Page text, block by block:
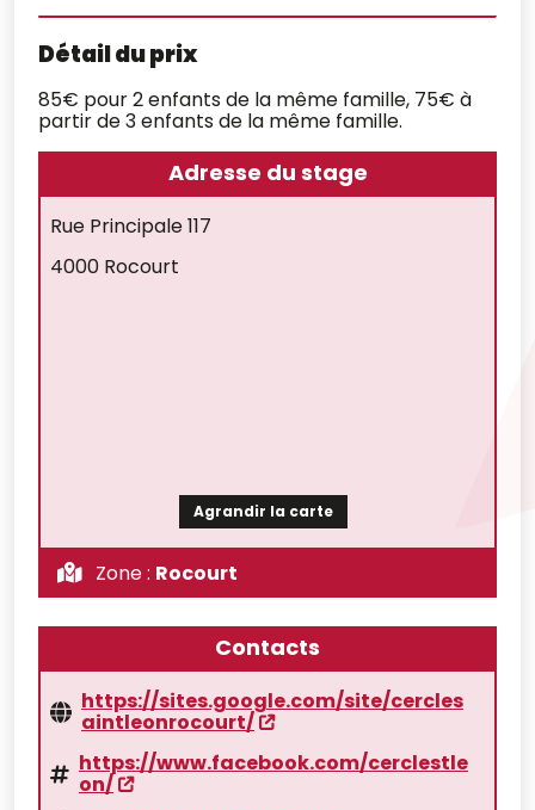
Détail du prix
85€ pour 2 enfants de la même famille, 75€ à
partir de 3 enfants de la même famille.
Adresse du stage
Rue Principale 117
4000 Rocourt
Agrandir la carte
Zone : Rocourt
Contacts
https://sites.google.com/site/cercles
aintleonrocourt/
https://www.facebook.com/cerclestle
on/